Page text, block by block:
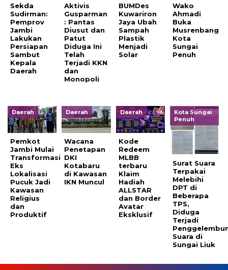
Sekda
Sudirman:
Pemprov
Jambi
Lakukan
Persiapan
Sambut
Kepala
Daerah
Aktivis
Gusparman
: Pantas
Diusut dan
Patut
Diduga Ini
Telah
Terjadi KKN
dan
Monopoli
BUMDes
Kuwariron
Jaya Ubah
Sampah
Plastik
Menjadi
Solar
Wako
Ahmadi
Buka
Musrenbang
Kota
Sungai
Penuh
Daerah
Pemkot
Jambi Mulai
Transformasi
Eks
Lokalisasi
Pucuk Jadi
Kawasan
Religius
dan
Produktif
Daerah
Wacana
Penetapan
DKI
Kotabaru
di Kawasan
IKN Muncul
Daerah
Kode
Redeem
MLBB
terbaru
Klaim
Hadiah
ALLSTAR
dan Border
Avatar
Eksklusif
Kota Sungai
Penuh
Surat Suara
Terpakai
Melebihi
DPT di
Beberapa
TPS,
Diduga
Terjadi
Suara di
Sungai Liuk